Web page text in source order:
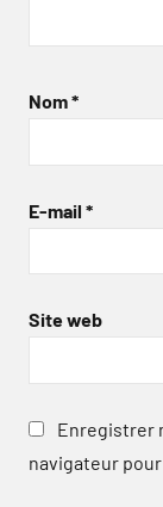
Nom*
E-mail *
Site web
Enregistrer
navigateur